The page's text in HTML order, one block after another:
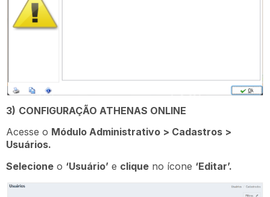
3) CONFIGURAÇÃO ATHENAS ONLINE
Acesse o Módulo Administrativo > Cadastros >
Usuários.
Selecione o ‘Usuário’ e clique no ícone ‘Editar’.